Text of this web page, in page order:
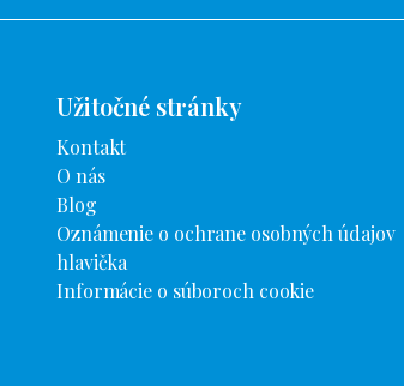
Užitočné stránky
Kontakt
O nás
Blog
Oznámenie o ochrane osobných údajov
hlavička
Informácie o súboroch cookie